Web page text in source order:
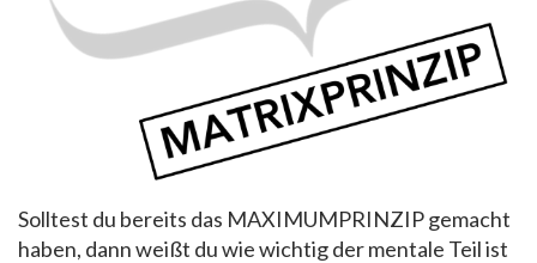
Solltest du bereits das MAXIMUMPRINZIP gemacht
haben, dann weißt du wie wichtig der mentale Teil ist